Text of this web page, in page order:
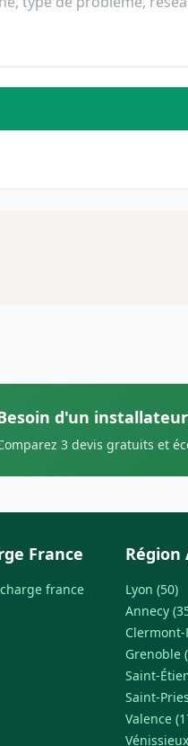
d'un
3 devis gratuits et
France
france
Région
Lyon (50)
Annecy
Grenoble
Saint-
Saint-
Valence